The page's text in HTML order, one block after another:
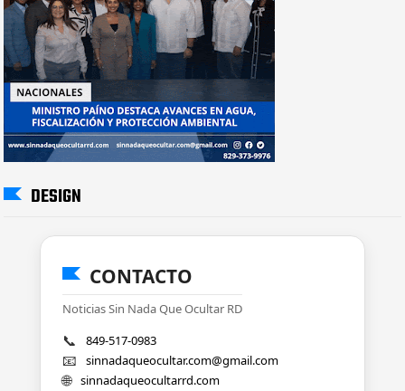
DESIGN
CONTACTO
Noticias Sin Nada Que Ocultar RD
📞 849-517-0983
📧 sinnadaqueocultar.com@gmail.com
🌐 sinnadaqueocultarrd.com